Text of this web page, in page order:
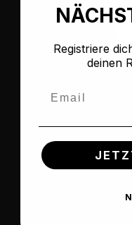
DuoSharp®
Registriere
deinen